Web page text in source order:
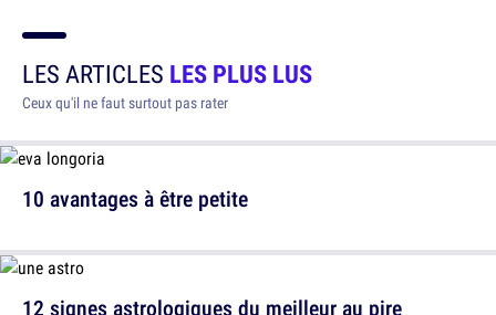
LES ARTICLES LES PLUS LUS
Ceux qu'il ne faut surtout pas rater
10 avantages à être petite
12 signes astrologiques du meilleur au pire